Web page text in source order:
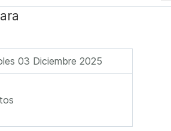
03 Diciembre 2025